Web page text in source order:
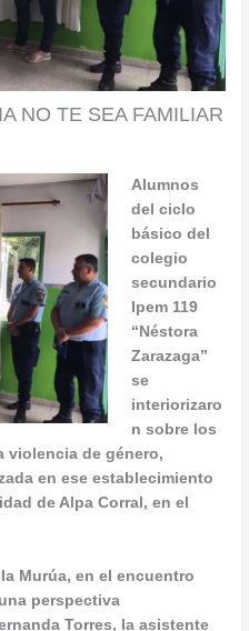
NO TE SEA FAMILIAR
Alumnos
del ciclo
básico del
colegio
secundario
Ipem 119
“Néstora
Zarazaga”
se
interiorizaro
n sobre los
violencia de género,
en ese establecimiento
de Alpa Corral, en el
Murúa, en el encuentro
perspectiva
Torres, la asistente